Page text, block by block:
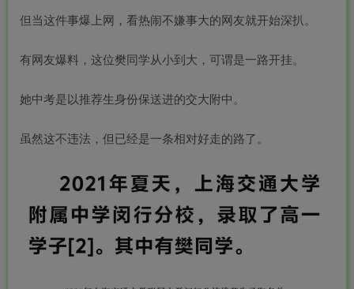
但当这件事爆上网，看热闹不嫌事大的网友就开始深扒。
有网友爆料，这位樊同学从小到大，可谓是一路开挂。
她中考是以推荐生身份保送进的交大附中。
虽然这不违法，但已经是一条相对好走的路了。